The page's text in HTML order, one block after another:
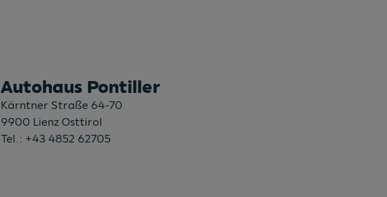
Autohaus Pontiller
Kärntner Straße 64-70
9900 Lienz Osttirol
Tel.: +43 4852 62705